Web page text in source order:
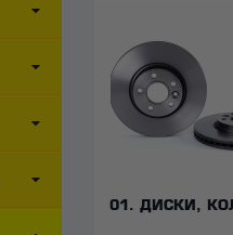
01. ДИСКИ,